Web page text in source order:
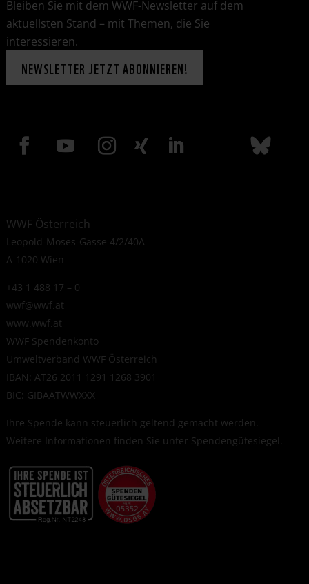
Bleiben Sie mit dem WWF-Newsletter auf dem
aktuellsten Stand – mit Themen, die Sie
interessieren.
NEWSLETTER JETZT ABONNIEREN!
WWF Österreich
Leopold-Moses-Gasse 4/2/40A
A-1020 Wien
+43 1 488 17 – 0
wwf@wwf.at
www.wwf.at
WWF Spendenkonto
Umweltverband WWF Österreich
IBAN: AT26 2011 1291 1268 3901
BIC: GIBAATWWXXX
Ihre Spende kann steuerlich geltend gemacht werden.
Weitere Informationen finden Sie unter Spendengütesiegel.